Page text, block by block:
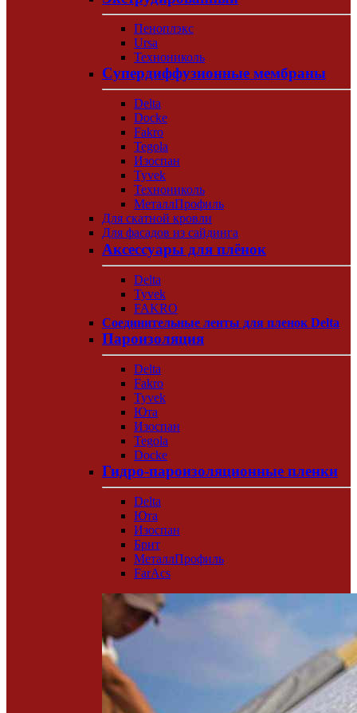
Пеноплэкс
Ursa
Технониколь
Супердиффузионные мембраны
Delta
Docke
Fakro
Tegola
Изоспан
Tyvek
Технониколь
МеталлПрофиль
Для скатной кровли
Для фасадов из сайдинга
Аксессуары для плёнок
Delta
Tyvek
FAKRO
Соединительные ленты для пленок Delta
Пароизоляция
Delta
Fakro
Tyvek
Юта
Изоспан
Tegola
Docke
Гидро-пароизоляционные пленки
Delta
Юта
Изоспан
Брит
МеталлПрофиль
FarAcs